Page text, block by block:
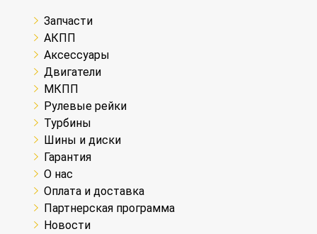
Запчасти
АКПП
Аксессуары
Двигатели
МКПП
Рулевые рейки
Турбины
Шины и диски
Гарантия
О нас
Оплата и доставка
Партнерская программа
Новости